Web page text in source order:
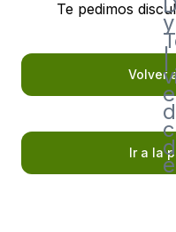
y
|
Te pedimos
Volver
Ir a la